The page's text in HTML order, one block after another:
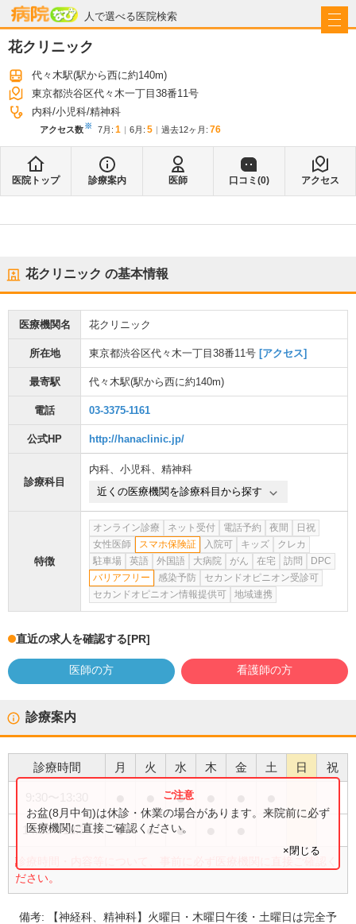
人で選べる医院検索
病院なび
花クリニック
代々木駅(駅から西に約140m)
東京都渋谷区代々木一丁目38番11号
内科 小児科 精神科
アクセス数※ 7月 : 1 6月 : 5 過去12ヶ月: 76
医院トップ 診療案内 医師 口コミ(0) アクセス
花クリニック の基本情報
医療機関名 花クリニック
所在地 東京都渋谷区代々木一丁目38番11号 [アクセス]
最寄駅 代々木駅(駅から西に約140m)
電話 03-3375-1161
公式HP http://hanaclinic.jp/
診療科目
内科、 小児科、 精神科
近くの医療機関を診療科目から探す
特徴
オンライン診療 ネット受付 電話予約 夜間
日祝
女性医師
スマホ保険証 入院可 キッズ
クレカ
駐車場
英語 外国語 大病院 がん 在宅 訪問
DPC
バリアフリー
感染予防
セカンドオピニオン受診可
セカンドオピニオン情報提供可
地域連携
直近の求人を確認する[PR]
医師の方 看護師の方
診療案内
診療時間 月 火 水 木 金 土 日 祝
●
14:30〜18:30 ● ● ●
診療時間・内容等について、事前に必ず医療機関に直接ご確認く
ださい。
お盆(8月中旬)は休診・休業の場合があります。来院前に必ず
医療機関に直接ご確認ください。
×閉じる
備考:
【神経科、精神科】火曜日・木曜日午後・土曜日は完全予